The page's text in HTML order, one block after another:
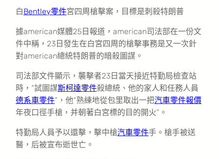
白Bentley零件宮四周槍擊案，目標是刺殺特朗普
據american媒體25日報道，american司法部在一份文
件中稱，23日發生在白宮四周的槍擊事務是又一次針
對american總統特朗普的暗殺圖謀。
司法部文件顯示，襲擊者23日當天接近特勤局檢查站
時，“試圖謀斯柯達零件殺總統、他的家人和任務人員
德系車零件”，他“熟練地從包里取出一把汽車零件報價
年夜口徑手槍，并朝著白宮標的目的開火”。
特勤局人員予以還擊，擊中槍汽車零件手。槍手被送
醫，后被宣布逝世亡。